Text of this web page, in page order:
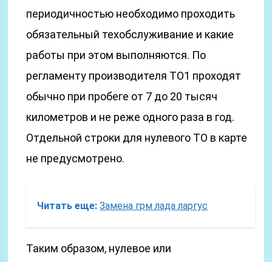
периодичностью необходимо проходить
обязательный техобслуживание и какие
работы при этом выполняются. По
регламенту производителя ТО1 проходят
обычно при пробеге от 7 до 20 тысяч
километров и не реже одного раза в год.
Отдельной строки для нулевого ТО в карте
не предусмотрено.
Читать еще: Замена грм лада ларгус
Таким образом, нулевое или